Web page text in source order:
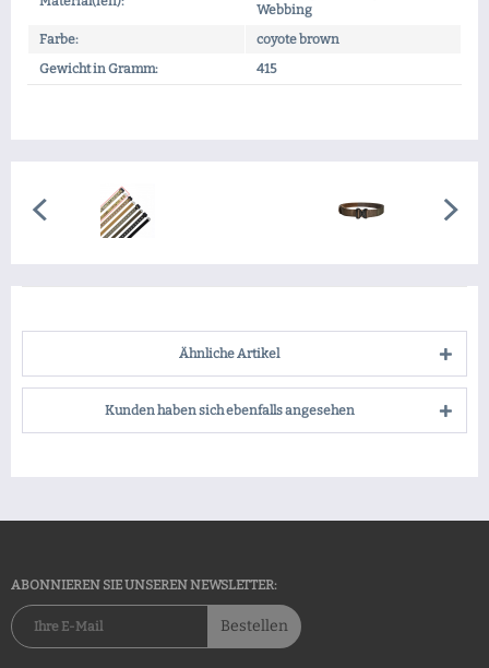
Webbing
Farbe:
coyote brown
Gewicht in Gramm:
415
Ähnliche Artikel
Kunden haben sich ebenfalls angesehen
ABONNIEREN SIE UNSEREN NEWSLETTER:
Bestellen